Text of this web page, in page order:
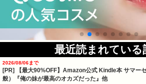
最近読まれている
2026/08/06まで
[PR]
【最大90%OFF】Amazon公式 Kindle本 サマー
般）『俺の妹が最高のオカズだった』他